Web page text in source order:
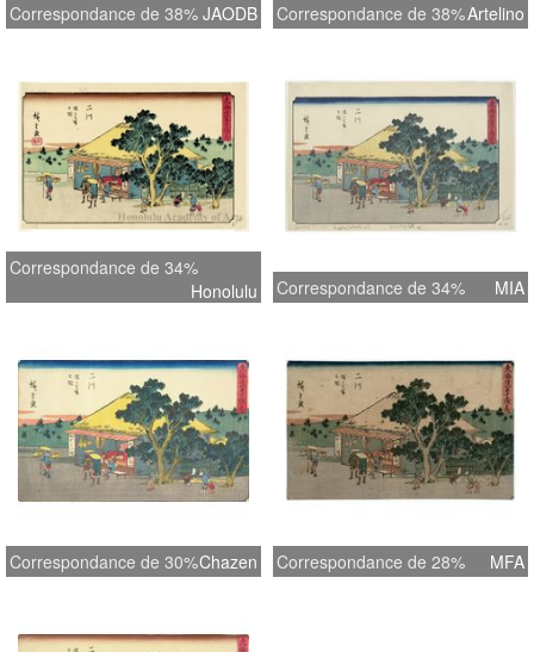
Correspondance de 38% JAODB Correspondance de 38%Artelino
Correspondance de 34%
Honolulu
Correspondance de 34% MIA
Correspondance de 30%Chazen Correspondance de 28% MFA